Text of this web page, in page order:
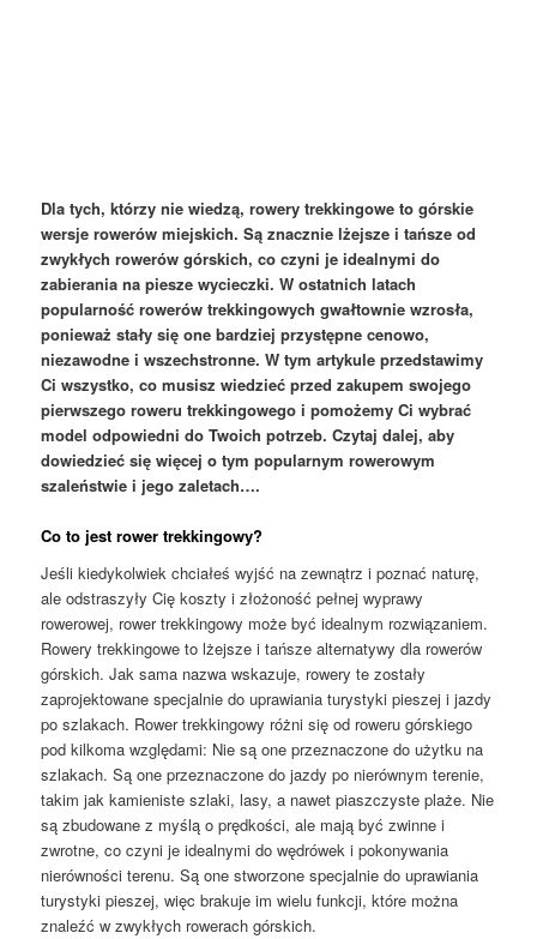
Dla tych, którzy nie wiedzą, rowery trekkingowe to górskie
wersje rowerów miejskich. Są znacznie lżejsze i tańsze od
zwykłych rowerów górskich, co czyni je idealnymi do
zabierania na piesze wycieczki. W ostatnich latach
popularność rowerów trekkingowych gwałtownie wzrosła,
ponieważ stały się one bardziej przystępne cenowo,
niezawodne i wszechstronne. W tym artykule przedstawimy
Ci wszystko, co musisz wiedzieć przed zakupem swojego
pierwszego roweru trekkingowego i pomożemy Ci wybrać
model odpowiedni do Twoich potrzeb. Czytaj dalej, aby
dowiedzieć się więcej o tym popularnym rowerowym
szaleństwie i jego zaletach….
Co to jest rower trekkingowy?
Jeśli kiedykolwiek chciałeś wyjść na zewnątrz i poznać naturę,
ale odstraszyły Cię koszty i złożoność pełnej wyprawy
rowerowej, rower trekkingowy może być idealnym rozwiązaniem.
Rowery trekkingowe to lżejsze i tańsze alternatywy dla rowerów
górskich. Jak sama nazwa wskazuje, rowery te zostały
zaprojektowane specjalnie do uprawiania turystyki pieszej i jazdy
po szlakach. Rower trekkingowy różni się od roweru górskiego
pod kilkoma względami: Nie są one przeznaczone do użytku na
szlakach. Są one przeznaczone do jazdy po nierównym terenie,
takim jak kamieniste szlaki, lasy, a nawet piaszczyste plaże. Nie
są zbudowane z myślą o prędkości, ale mają być zwinne i
zwrotne, co czyni je idealnymi do wędrówek i pokonywania
nierówności terenu. Są one stworzone specjalnie do uprawiania
turystyki pieszej, więc brakuje im wielu funkcji, które można
znaleźć w zwykłych rowerach górskich.